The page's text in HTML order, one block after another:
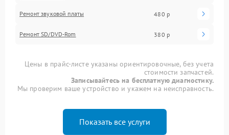
Ремонт звуковой платы 480 р
Ремонт SD/DVD-Rom 380 р
Цены в прайс-листе указаны ориентировочные, без учета
стоимости запчастей.
Записывайтесь на бесплатную диагностику.
Мы проверим ваше устройство и укажем на неисправность.
Показать все услуги